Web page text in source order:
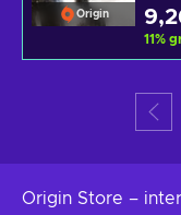
Origin
11%
Origin Store –